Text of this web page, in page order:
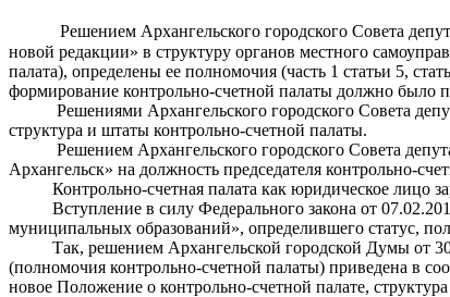
Решением Архангельского городского Совета
новой редакции» в структуру органов местного
палата), определены ее полномочия (часть 1 статьи 5,
формирование контрольно-счетной палаты должно было
Решениями Архангельского городского Совета
структура и штаты контрольно-счетной палаты.
Решением Архангельского городского Совета
Архангельск» на должность председателя контрольно-
Контрольно-счетная палата как юридическое лицо
Вступление в силу Федерального закона от
муниципальных образований», определившего статус,
Так, решением Архангельской городской Думы от
(полномочия контрольно-счетной палаты) приведена в
новое Положение о контрольно-счетной палате,